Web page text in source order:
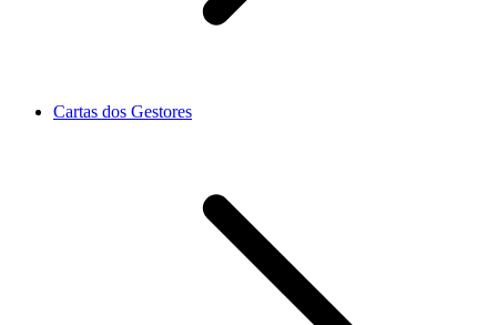
Cartas dos Gestores